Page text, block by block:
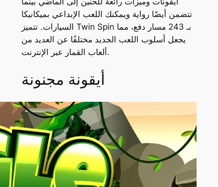
تتضمن أيضًا رواية ويمكنك اللعب الإبداعي بميكانيكا
السيارات. تتميز Twin Spin بـ 243 مسار دفع، مما
يجعل أسلوب اللعب الجديد مختلفًا عن العديد من
ألعاب القمار عبر الإنترنت.
أيقونة مجنونة